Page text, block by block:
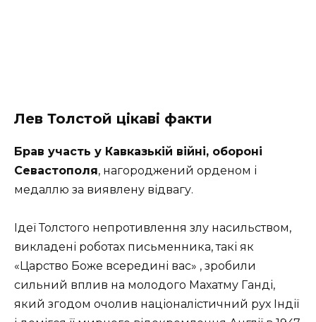
Лев Толстой цікаві факти
Брав участь у Кавказькій війні, обороні
Севастополя, нагороджений орденом і
медаллю за виявлену відвагу.
Ідеї ​​Толстого непротивлення злу насильством,
викладені роботах письменника, такі як
«Царство Боже всередині вас» , зробили
сильний вплив на молодого Махатму Ганді,
який згодом очолив націоналістичний рух Індії